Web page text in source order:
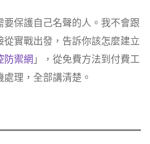
保護自己名聲的人。我不會跟
實戰出發，告訴你該怎麼建立
防禦網 」，從免費方法到付費工
理，全部講清楚。